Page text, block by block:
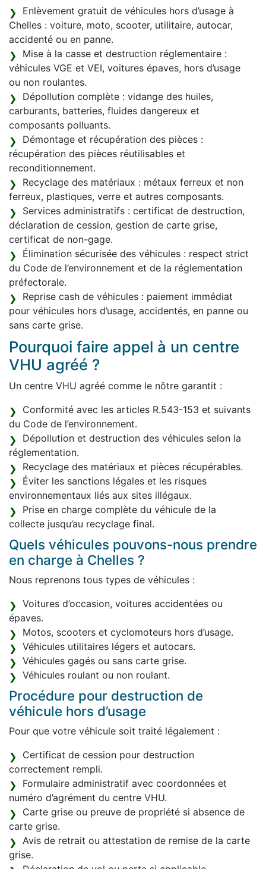
Enlèvement gratuit de véhicules hors d’usage à
Chelles : voiture, moto, scooter, utilitaire, autocar,
accidenté ou en panne.
Mise à la casse et destruction réglementaire :
véhicules VGE et VEI, voitures épaves, hors d’usage
ou non roulantes.
Dépollution complète : vidange des huiles,
carburants, batteries, fluides dangereux et
composants polluants.
Démontage et récupération des pièces :
récupération des pièces réutilisables et
reconditionnement.
Recyclage des matériaux : métaux ferreux et non
ferreux, plastiques, verre et autres composants.
Services administratifs : certificat de destruction,
déclaration de cession, gestion de carte grise,
certificat de non-gage.
Élimination sécurisée des véhicules : respect strict
du Code de l’environnement et de la réglementation
préfectorale.
Reprise cash de véhicules : paiement immédiat
pour véhicules hors d’usage, accidentés, en panne ou
sans carte grise.
Pourquoi faire appel à un centre
VHU agréé ?
Un centre VHU agréé comme le nôtre garantit :
Conformité avec les articles R.543-153 et suivants
du Code de l’environnement.
Dépollution et destruction des véhicules selon la
réglementation.
Recyclage des matériaux et pièces récupérables.
Éviter les sanctions légales et les risques
environnementaux liés aux sites illégaux.
Prise en charge complète du véhicule de la
collecte jusqu’au recyclage final.
Quels véhicules pouvons-nous prendre
en charge à Chelles ?
Nous reprenons tous types de véhicules :
Voitures d’occasion, voitures accidentées ou
épaves.
Motos, scooters et cyclomoteurs hors d’usage.
Véhicules utilitaires légers et autocars.
Véhicules gagés ou sans carte grise.
Véhicules roulant ou non roulant.
Procédure pour destruction de
véhicule hors d’usage
Pour que votre véhicule soit traité légalement :
Certificat de cession pour destruction
correctement rempli.
Formulaire administratif avec coordonnées et
numéro d’agrément du centre VHU.
Carte grise ou preuve de propriété si absence de
carte grise.
Avis de retrait ou attestation de remise de la carte
grise.